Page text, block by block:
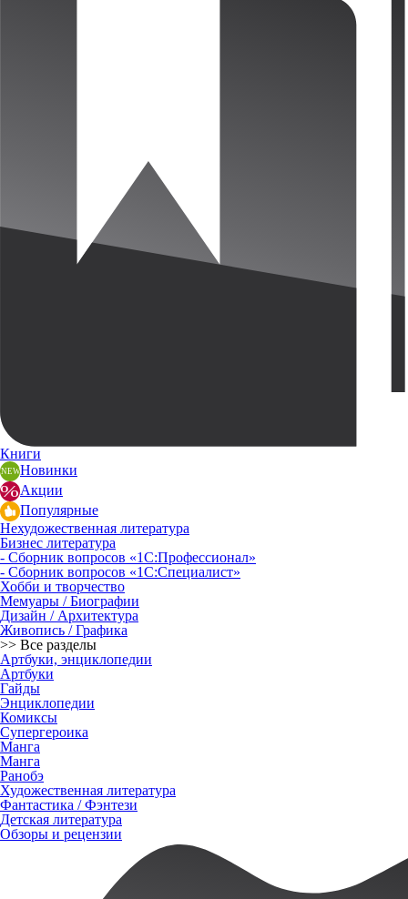
Книги
Новинки
Акции
Популярные
Нехудожественная литература
Бизнес литература
- Сборник вопросов «1С:Профессионал»
- Сборник вопросов «1С:Специалист»
Хобби и творчество
Мемуары / Биографии
Дизайн / Архитектура
Живопись / Графика
>> Все разделы
Артбуки, энциклопедии
Артбуки
Гайды
Энциклопедии
Комиксы
Супергероика
Манга
Манга
Ранобэ
Художественная литература
Фантастика / Фэнтези
Детская литература
Обзоры и рецензии